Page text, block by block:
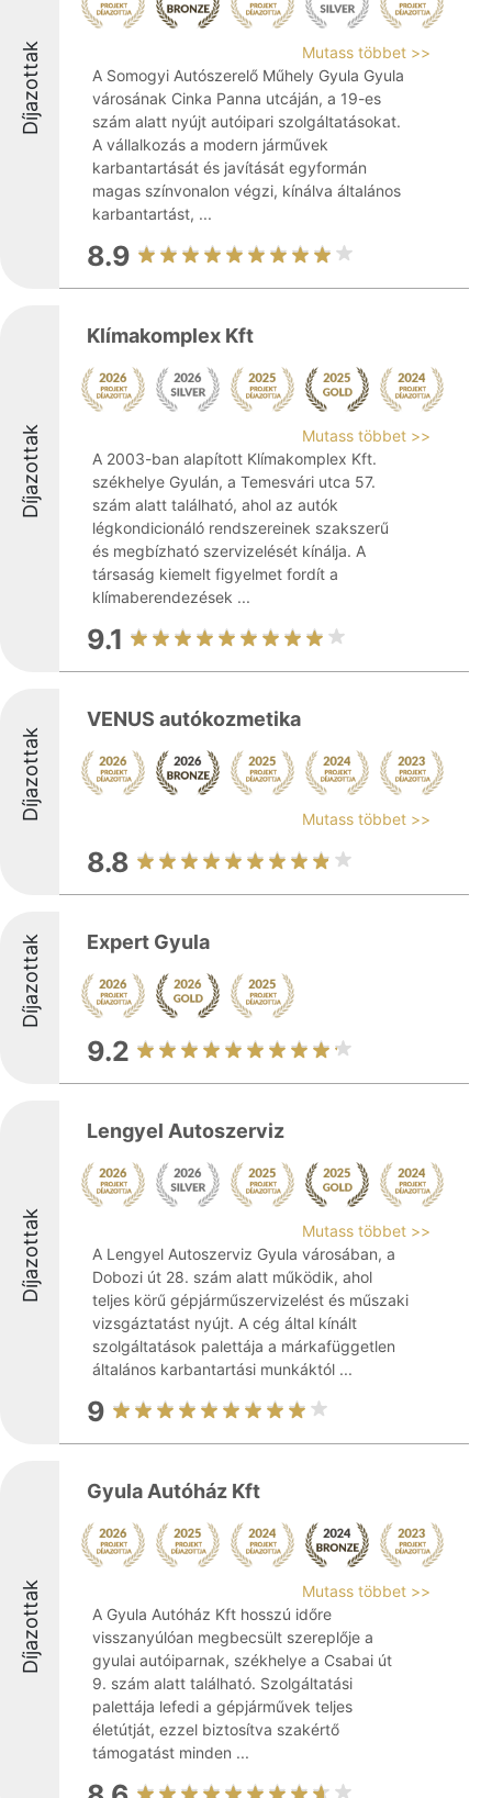
Díjazottak
Mutass többet >>
A Somogyi Autószerelő Műhely Gyula Gyula
városának Cinka Panna utcáján, a 19-es
szám alatt nyújt autóipari szolgáltatásokat.
A vállalkozás a modern járművek
karbantartását és javítását egyformán
magas színvonalon végzi, kínálva általános
karbantartást, ...
8.9
Díjazottak
Klímakomplex Kft
Mutass többet >>
A 2003-ban alapított Klímakomplex Kft.
székhelye Gyulán, a Temesvári utca 57.
szám alatt található, ahol az autók
légkondicionáló rendszereinek szakszerű
és megbízható szervizelését kínálja. A
társaság kiemelt figyelmet fordít a
klímaberendezések ...
9.1
Díjazottak
VENUS autókozmetika
Mutass többet >>
8.8
Díjazottak Expert Gyula
9.2
Díjazottak
Lengyel Autoszerviz
Mutass többet >>
A Lengyel Autoszerviz Gyula városában, a
Dobozi út 28. szám alatt működik, ahol
teljes körű gépjárműszervizelést és műszaki
vizsgáztatást nyújt. A cég által kínált
szolgáltatások palettája a márkafüggetlen
általános karbantartási munkáktól ...
9
Díjazottak
Gyula Autóház Kft
Mutass többet >>
A Gyula Autóház Kft hosszú időre
visszanyúlóan megbecsült szereplője a
gyulai autóiparnak, székhelye a Csabai út
9. szám alatt található. Szolgáltatási
palettája lefedi a gépjárművek teljes
életútját, ezzel biztosítva szakértő
támogatást minden ...